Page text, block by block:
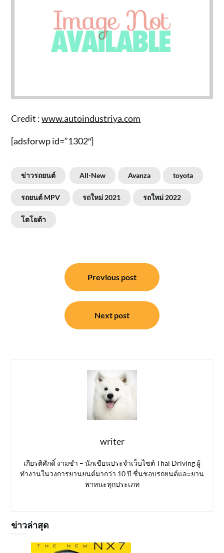
Credit :www.autoindustriya.com
[adsforwp id=”1302″]
ข่าวรถยนต์ All-New Avanza toyota
รถยนต์ MPV รถใหม่ 2021 รถใหม่ 2022
โตโยต้า
Previous post
Next post
writer
เกียรติศักดิ์ งามขำ – นักเขียนประจำเว็บไซต์ Thai Driving ผู้
ทำงานในวงการยานยนต์มากว่า 10 ปี ชื่นชอบรถยนต์และยาน
พาหนะทุกประเภท
ข่าวล่าสุด